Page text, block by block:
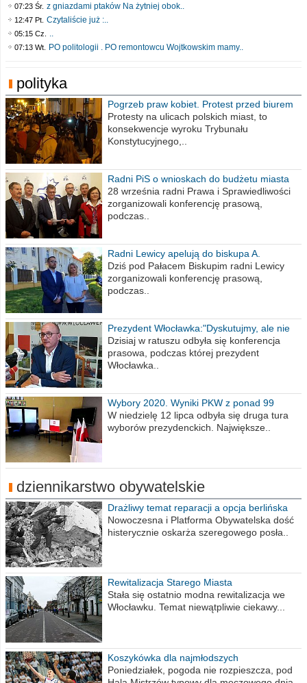
07:23 Śr. z gniazdami ptaków Na żytniej obok..
12:47 Pt. Czytaliście już :..
05:15 Cz. ..
07:13 Wt. PO politologii . PO remontowcu Wojtkowskim mamy..
polityka
Pogrzeb praw kobiet. Protest przed biurem
poselskim PiS
Protesty na ulicach polskich miast, to
konsekwencje wyroku Trybunału
Konstytucyjnego,..
Radni PiS o wnioskach do budżetu miasta
na 2021 rok
28 września radni Prawa i Sprawiedliwości
zorganizowali konferencję prasową,
podczas..
Radni Lewicy apelują do biskupa A.
Wiesława Meringa
Dziś pod Pałacem Biskupim radni Lewicy
zorganizowali konferencję prasową,
podczas..
Prezydent Włocławka:"Dyskutujmy, ale nie
obrażajmy się”
Dzisiaj w ratuszu odbyła się konferencja
prasowa, podczas której prezydent
Włocławka..
Wybory 2020. Wyniki PKW z ponad 99
procent obwodów
W niedzielę 12 lipca odbyła się druga tura
wyborów prezydenckich. Największe..
dziennikarstwo obywatelskie
Drażliwy temat reparacji a opcja berlińska
Nowoczesna i Platforma Obywatelska dość
histerycznie oskarża szeregowego posła..
Rewitalizacja Starego Miasta
Stała się ostatnio modna rewitalizacja we
Włocławku. Temat niewątpliwie ciekawy...
Koszykówka dla najmłodszych
Poniedziałek, pogoda nie rozpieszcza, pod